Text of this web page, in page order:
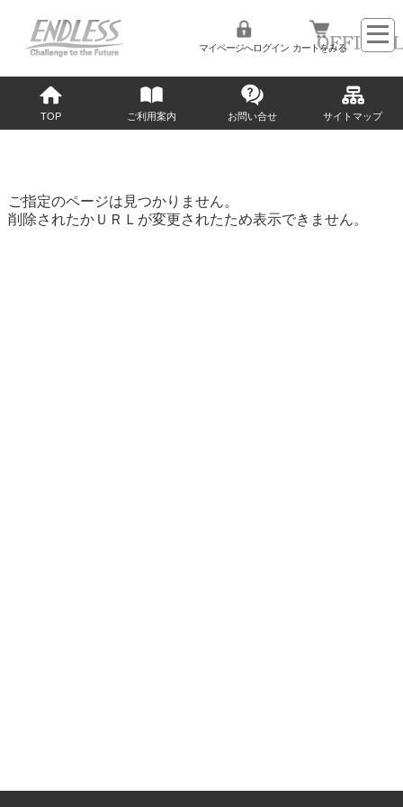
マイページへログイン カートをみる
TOP ご利用案内 お問い合せ サイトマップ
ご指定のページは見つかりません。
削除されたかＵＲＬが変更されたため表示できません。